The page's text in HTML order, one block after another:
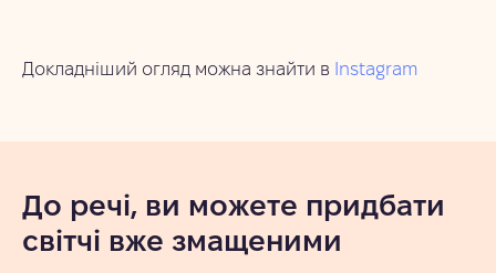
Докладніший огляд можна знайти в Instagram
До речі, ви можете придбати
світчі вже змащеними